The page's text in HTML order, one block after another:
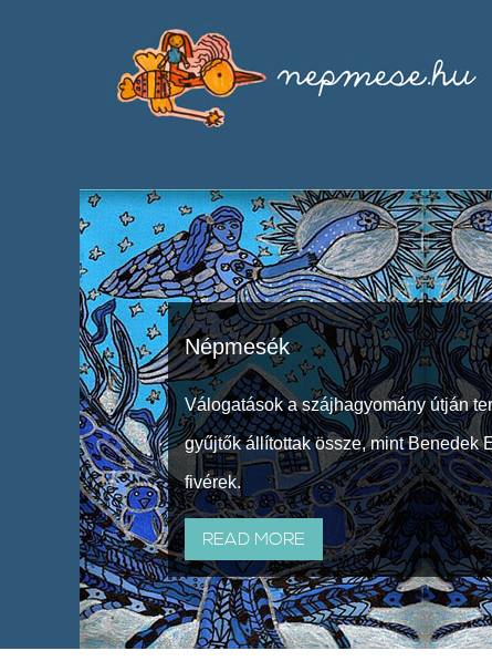
Népmesék
Válogatások a szájhagyomány útján
gyűjtők állítottak össze, mint Benedek
fivérek.
READ MORE